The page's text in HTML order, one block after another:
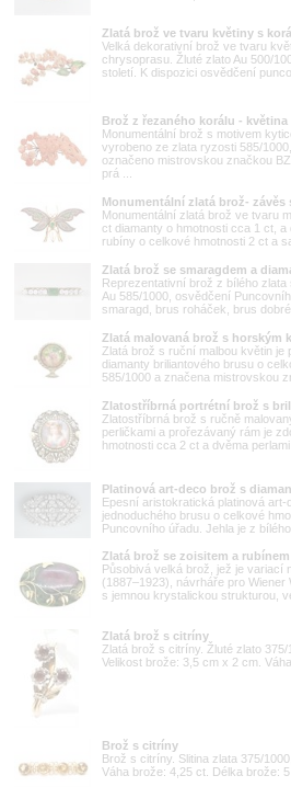
Zlatá brož ve tvaru květiny s
Velká dekorativní brož ve tvaru
chrysoprasu. Žluté zlato Au 500/
století. K dispozici osvědčení
Brož z řezaného korálu - květina
Monumentální brož s motivem
vyrobeno ze zlata ryzosti 585/
označeno mistrovskou značkou
prá ...
Monumentální zlatá brož- závěs
Monumentální zlatá brož ve tvaru
ct diamanty o hmotnosti cca 1 ct,
rubíny o celkové hmotnosti 2 ct a
Zlatá brož se smaragdem a
Reprezentativní brož z bílého zlata
Au 585/1000, osvědčení
smaragd, brus roháček, brus
Zlatá malovaná brož s horským
Zlatá brož s ruční malbou květin
diamanty briliantového brusu o
585/1000 a značena mistrovskou
Zlatostříbrná portrétní brož s
Zlatostříbrná brož s ručně
perličkami a prořezávaný rám je
hmotnosti cca 2 ct a dvěma
Platinová art-deco brož s
Epesní aristokratická platinová
jednoduchého brusu o celkové
Puncovního úřadu. Jehla je z
Zlatá brož se zoisitem a
Působivá velká brož, jež je variací
(1887–1923), návrháře pro
s jemnou krystalickou strukturou,
Zlatá brož s citríny
Zlatá brož s citríny. Žluté zlato
Velikost brože: 3,5 cm x 2 cm.
Brož s citríny
Brož s citríny. Slitina zlata 375/
Váha brože: 4,25 ct. Délka brože: 5